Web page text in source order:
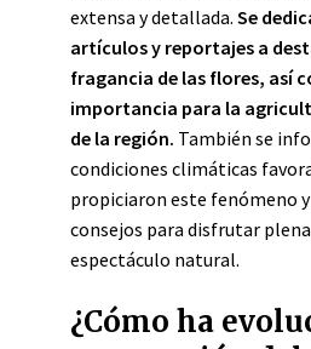
extensa y detallada. Se
artículos y reportajes a
fragancia de las flores, así
importancia para la
de la región. También se
condiciones climáticas
propiciaron este fenómeno
consejos para disfrutar
espectáculo natural.
¿Cómo ha